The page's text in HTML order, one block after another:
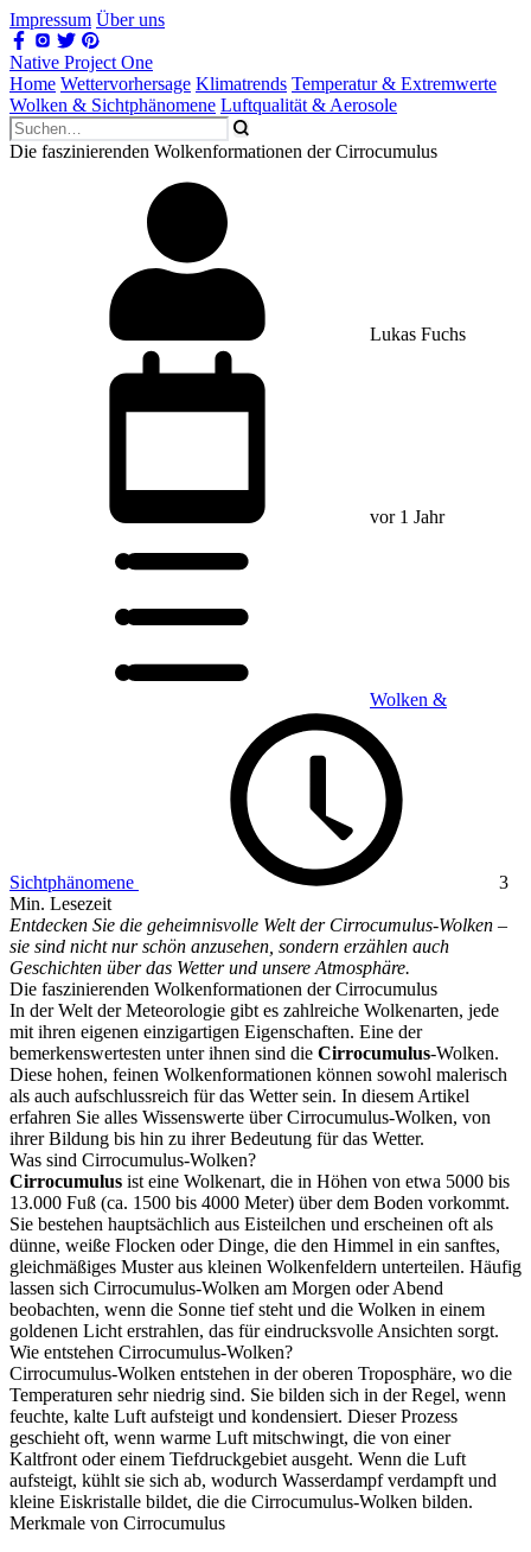
Impressum Über uns
Native Project One
Home Wettervorhersage Klimatrends Temperatur & Extremwerte
Wolken & Sichtphänomene Luftqualität & Aerosole
Die faszinierenden Wolkenformationen der Cirrocumulus
Lukas Fuchs
vor 1 Jahr
Wolken &
Sichtphänomene
3
Min. Lesezeit
Entdecken Sie die geheimnisvolle Welt der Cirrocumulus-Wolken –
sie sind nicht nur schön anzusehen, sondern erzählen auch
Geschichten über das Wetter und unsere Atmosphäre.
Die faszinierenden Wolkenformationen der Cirrocumulus
In der Welt der Meteorologie gibt es zahlreiche Wolkenarten, jede
mit ihren eigenen einzigartigen Eigenschaften. Eine der
bemerkenswertesten unter ihnen sind die Cirrocumulus-Wolken.
Diese hohen, feinen Wolkenformationen können sowohl malerisch
als auch aufschlussreich für das Wetter sein. In diesem Artikel
erfahren Sie alles Wissenswerte über Cirrocumulus-Wolken, von
ihrer Bildung bis hin zu ihrer Bedeutung für das Wetter.
Was sind Cirrocumulus-Wolken?
Cirrocumulus ist eine Wolkenart, die in Höhen von etwa 5000 bis
13.000 Fuß (ca. 1500 bis 4000 Meter) über dem Boden vorkommt.
Sie bestehen hauptsächlich aus Eisteilchen und erscheinen oft als
dünne, weiße Flocken oder Dinge, die den Himmel in ein sanftes,
gleichmäßiges Muster aus kleinen Wolkenfeldern unterteilen. Häufig
lassen sich Cirrocumulus-Wolken am Morgen oder Abend
beobachten, wenn die Sonne tief steht und die Wolken in einem
goldenen Licht erstrahlen, das für eindrucksvolle Ansichten sorgt.
Wie entstehen Cirrocumulus-Wolken?
Cirrocumulus-Wolken entstehen in der oberen Troposphäre, wo die
Temperaturen sehr niedrig sind. Sie bilden sich in der Regel, wenn
feuchte, kalte Luft aufsteigt und kondensiert. Dieser Prozess
geschieht oft, wenn warme Luft mitschwingt, die von einer
Kaltfront oder einem Tiefdruckgebiet ausgeht. Wenn die Luft
aufsteigt, kühlt sie sich ab, wodurch Wasserdampf verdampft und
kleine Eiskristalle bildet, die die Cirrocumulus-Wolken bilden.
Merkmale von Cirrocumulus